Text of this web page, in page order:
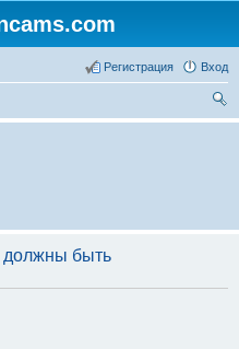
Вход
Регистрация
ои
быть